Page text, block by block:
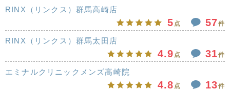
RINX（リンクス）群馬高崎店
5 点 57件
RINX（リンクス）群馬太田店
4.9 点 31件
エミナルクリニックメンズ高崎院
4.8 点 13件